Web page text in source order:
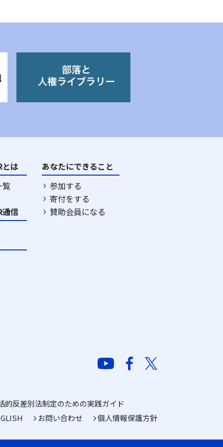
とは
覧
通信
あなたにできること
参加する
寄付をする
賛助会員になる
的反差別法制定のための実践ガイド
お問い合わせ 個人情報保護方針